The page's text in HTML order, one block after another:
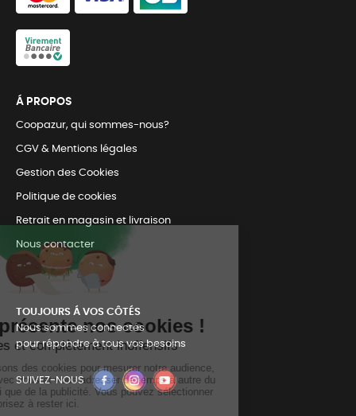
Á PROPOS
Coopazur, qui sommes-nous?
CGV & Mentions légales
Gestion des Cookies
Politique de cookies
Retrait en magasin et livraison
Nous contacter
TOUJOURS Á VOS CÔTÉS
Nous sommes connectés
pour répondre à tous vos besoins
SUIVEZ-NOUS